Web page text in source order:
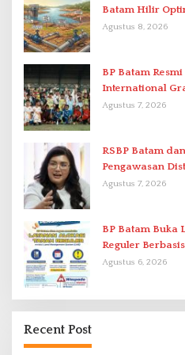
Batam Hilir
Antar-IPAM
Agustus 8, 2026
BP Batam
International
di Stadion
Agustus 7, 2026
RSBP Batam
Pengawasan
Kefarmasian
Agustus 7, 2026
BP Batam Buka
Reguler
Agustus 6, 2026
Recent Post